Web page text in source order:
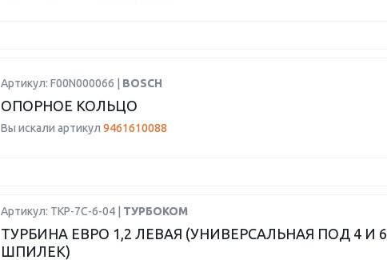
Артикул: F00N000066 | BOSCH
ОПОРНОЕ КОЛЬЦО
Вы искали артикул 9461610088
Артикул: ТКР-7С-6-04 | ТУРБОКОМ
ТУРБИНА ЕВРО 1,2 ЛЕВАЯ (УНИВЕРСАЛЬНАЯ ПОД 4 И 6
ШПИЛЕК)